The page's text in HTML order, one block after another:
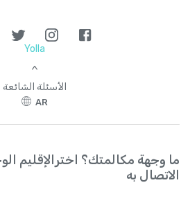
Yolla
>
الأسئلة الشائعة
AR
ما وجهة مكالمتك؟ اخترالإقليم
الاتصال به